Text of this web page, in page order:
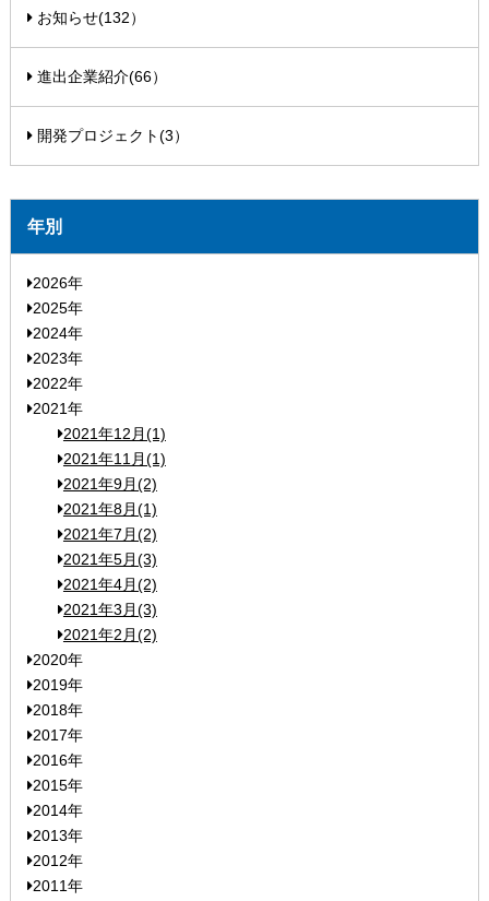
お知らせ(132）
進出企業紹介(66）
開発プロジェクト(3）
年別
2026年
2025年
2024年
2023年
2022年
2021年
2021年12月(1)
2021年11月(1)
2021年9月(2)
2021年8月(1)
2021年7月(2)
2021年5月(3)
2021年4月(2)
2021年3月(3)
2021年2月(2)
2020年
2019年
2018年
2017年
2016年
2015年
2014年
2013年
2012年
2011年